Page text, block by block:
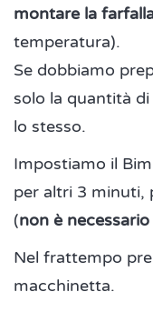
montare la
temperatura).
Se dobbiamo
solo la quantità
lo stesso.
Impostiamo il
per altri 3 minuti,
(non è
Nel frattempo
macchinetta.